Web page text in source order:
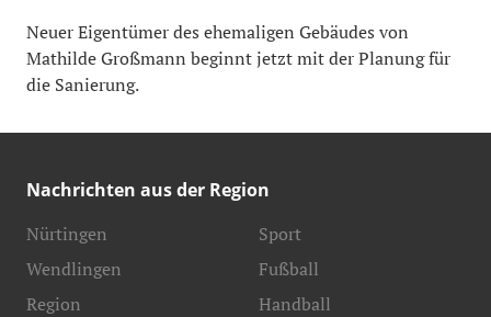
Neuer Eigentümer des ehemaligen Gebäudes von
Mathilde Großmann beginnt jetzt mit der Planung für
die Sanierung.
Nachrichten aus der Region
Nürtingen
Wendlingen
Region
Sport
Fußball
Handball